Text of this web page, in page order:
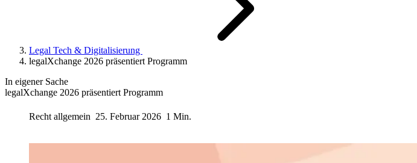
Legal Tech & Digitalisierung
legalXchange 2026 präsentiert Programm
In eigener Sache
legalXchange 2026 präsentiert Programm
Recht allgemein 25. Februar 2026 1 Min.